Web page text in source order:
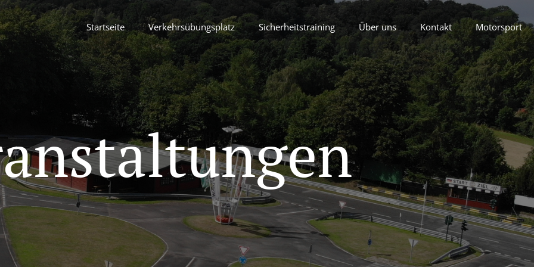
Startseite Verkehrsübungsplatz Sicherheitstraining Über uns Kontakt Motorsport